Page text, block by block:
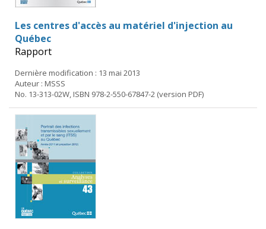
Les centres d'accès au matériel d'injection au
Québec
Rapport
Dernière modification : 13 mai 2013
Auteur : MSSS
No. 13-313-02W, ISBN 978-2-550-67847-2 (version PDF)